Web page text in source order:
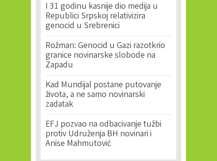
I 31 godinu kasnije dio medija u
Republici Srpskoj relativizira
genocid u Srebrenici
Rožman: Genocid u Gazi razotkrio
granice novinarske slobode na
Zapadu
Kad Mundijal postane putovanje
života, a ne samo novinarski
zadatak
EFJ pozvao na odbacivanje tužbi
protiv Udruženja BH novinari i
Anise Mahmutović